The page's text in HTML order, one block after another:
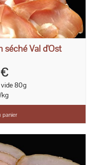
séché Val d'Ost
80g
panier